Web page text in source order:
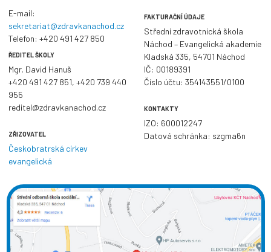
E-mail:
sekretariat@zdravkanachod.cz
Telefon: +420 491 427 850
ŘEDITEL ŠKOLY
Mgr. David Hanuš
+420 491 427 851, +420 739 440
955
reditel@zdravkanachod.cz
ZŘIZOVATEL
Českobratrská církev
evangelická
FAKTURAČNÍ ÚDAJE
Střední zdravotnická škola
Náchod – Evangelická akademie
Kladská 335, 54701 Náchod
IČ: 00189391
Číslo účtu: 354143551/0100
KONTAKTY
IZO: 600012247
Datová schránka: szgma6n